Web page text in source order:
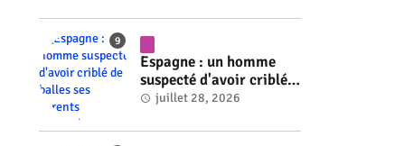
Espagne : un homme
suspecté d'avoir criblé
de balles ses parents
juillet 28, 2026